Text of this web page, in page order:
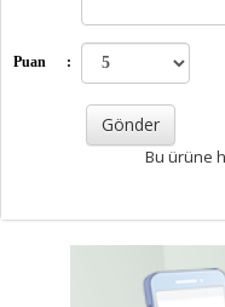
Puan :
Bu ürüne